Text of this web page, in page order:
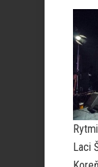
Laci